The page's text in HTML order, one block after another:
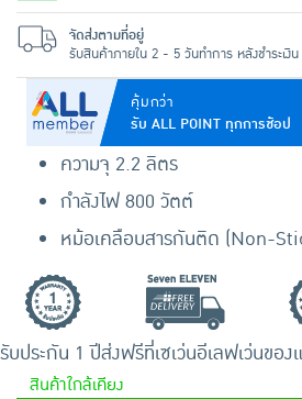
คุ้มกว่า
รับ ALL POINT ทุกการช้อป
ความจุ 2.2 ลิตร
กำลังไฟ 800 วัตต์
หม้อเคลือบสารกันติด (Non-
จัดส่งตามที่อยู่
รับสินค้าภายใน 2 - 5 วันทำการ หลังชำระเงิน
รับประกัน 1 ปีส่งฟรีที่เซเว่นอีเลฟเว่นของ
สินค้าใกล้เคียง